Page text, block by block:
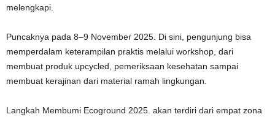
melengkapi.
Puncaknya pada 8–9 November 2025. Di sini, pengunjung bisa
memperdalam keterampilan praktis melalui workshop, dari
membuat produk upcycled, pemeriksaan kesehatan sampai
membuat kerajinan dari material ramah lingkungan.
Langkah Membumi Ecoground 2025. akan terdiri dari empat zona